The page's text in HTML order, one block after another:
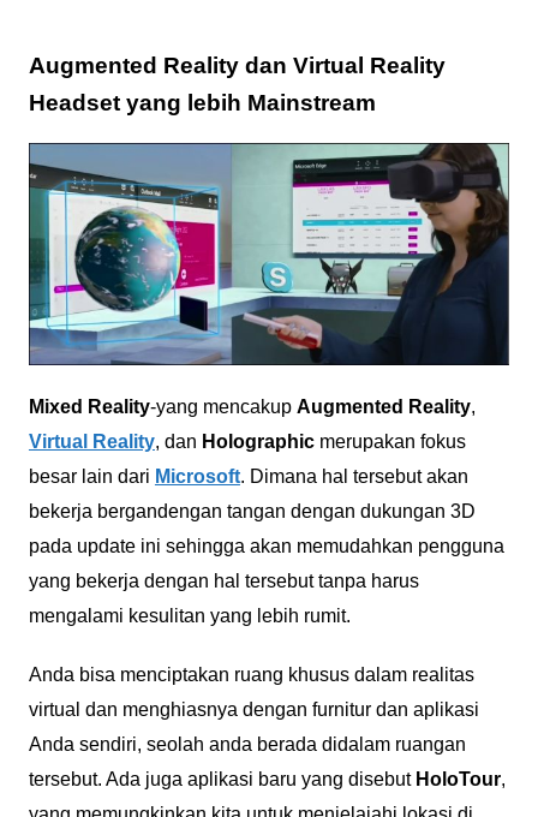
Augmented Reality dan Virtual Reality
Headset yang lebih Mainstream
Mixed Reality-yang mencakup Augmented Reality,
Virtual Reality, dan Holographicmerupakan fokus
besar lain dari Microsoft. Dimana hal tersebut akan
bekerja bergandengan tangan dengan dukungan 3D
pada update ini sehingga akan memudahkan pengguna
yang bekerja dengan hal tersebut tanpa harus
mengalami kesulitan yang lebih rumit.
Anda bisa menciptakan ruang khusus dalam realitas
virtual dan menghiasnya dengan furnitur dan aplikasi
Anda sendiri, seolah anda berada didalam ruangan
tersebut. Ada juga aplikasi baru yang disebut HoloTour,